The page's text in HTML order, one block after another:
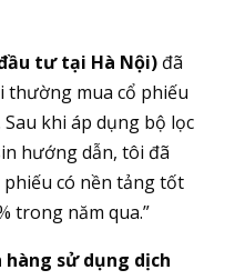
tư tại Hà Nội)đã
thường mua cổ phiếu
khi áp dụng bộ lọc
hướng dẫn, tôi đã
có nền tảng tốt
trong năm qua.”
hàng sử dụng dịch